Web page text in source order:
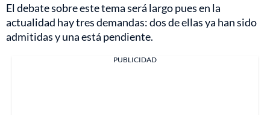
El debate sobre este tema será largo pues en la
actualidad hay tres demandas: dos de ellas ya han sido
admitidas y una está pendiente.
PUBLICIDAD